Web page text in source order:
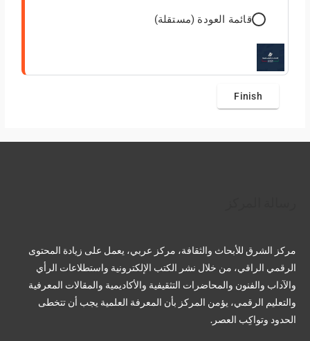
قائمة العودة (مستقلة)
مركز الشرق للأبحاث والثقافة، مركز عربي، يعمل على زيادة المحتوى
الرقمي الراقي، من خلال نشر الكتب الإلكترونية واستطلاعات الرأي
والآداب والفنون والمحاضرات التثقيفية والأكاديمية والمقالات المعرفية
والتعليم الرقمي، يؤمن المركز بأن المعرفة العلمية يجب أن تتخطى
الحدود وتواكِب العصر.